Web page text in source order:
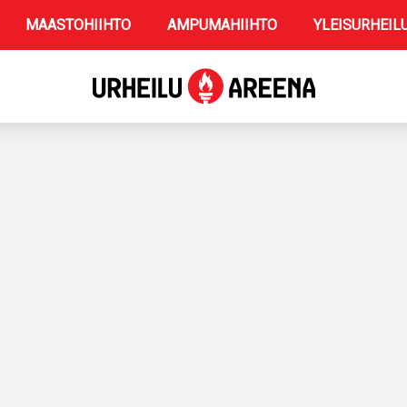
MAASTOHIIHTO AMPUMAHIIHTO